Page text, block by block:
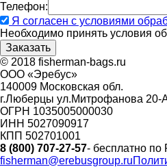
Телефон:
Я согласен с условиями
Необходимо принять условия
© 2018 fisherman-bags.ru
ООО «Эребус»
140009 Московская обл.
г.Люберцы ул.Митрофанова 20-
ОГРН 1035005000030
ИНН 5027090917
КПП 502701001
8 (800) 707-27-57- бесплатно по
fisherman@erebusgroup.ru